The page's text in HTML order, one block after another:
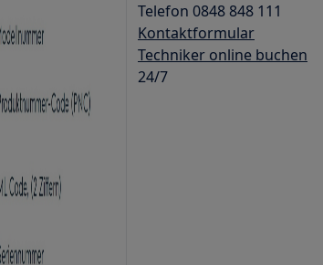
Telefon 0848 848 111
Kontaktformular
Techniker online buchen
24/7